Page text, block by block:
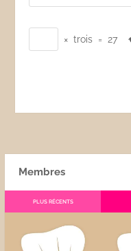
× trois = 27
Membres
PLUS RÉCENTS